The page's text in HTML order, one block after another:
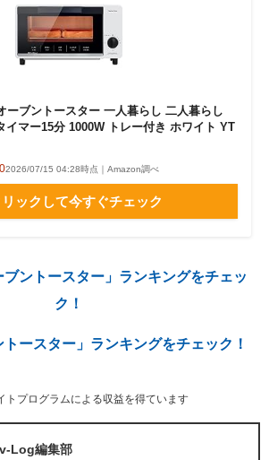
ーブントースター 一人暮らし 二人暮らし
イマー15分 1000W トレー付き ホワイト YT
2026/07/15 04:28時点｜Amazon調べ
ックして今すぐチェック
ントースター」ランキングをチェッ
ク！
ースター」ランキングをチェック！
プログラムによる収益を得ています
Log編集部